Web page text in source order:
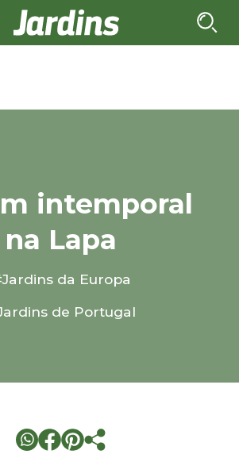
intemporal
na Lapa
da Europa
de Portugal